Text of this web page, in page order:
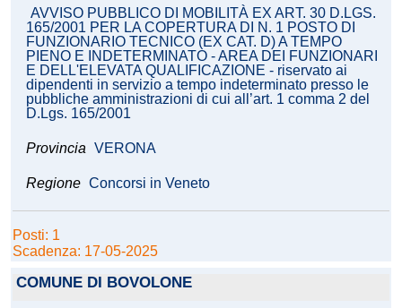
AVVISO PUBBLICO DI MOBILITÀ EX ART. 30 D.LGS.
165/2001 PER LA COPERTURA DI N. 1 POSTO DI
FUNZIONARIO TECNICO (EX CAT. D) A TEMPO
PIENO E INDETERMINATO - AREA DEI FUNZIONARI
E DELL'ELEVATA QUALIFICAZIONE - riservato ai
dipendenti in servizio a tempo indeterminato presso le
pubbliche amministrazioni di cui all’art. 1 comma 2 del
D.Lgs. 165/2001
Provincia VERONA
Regione Concorsi in Veneto
Posti: 1
Scadenza: 17-05-2025
COMUNE DI BOVOLONE